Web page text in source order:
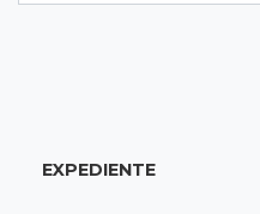
20:06Balcão de
EXPEDIENTE